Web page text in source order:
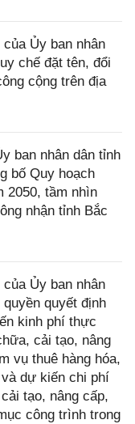
Ủy ban nhân
chế đặt tên, đổi
cộng trên địa
ban nhân dân tỉnh
bố Quy hoạch
2050, tầm nhìn
nhận tỉnh Bắc
Ủy ban nhân
quyết định
kinh phí thực
cải tạo, nâng
vụ thuê hàng hóa,
dự kiến chi phí
tạo, nâng cấp,
công trình trong